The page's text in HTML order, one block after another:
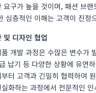
요구가 높을 것이며, 패션 브
심층적인 이해는 고객이 진
및 디자인 협업
개발 과정은 수많은 변수가
납기 등 다양한 상황에 유연
터 고객과 긴밀히 협력하여
화하는 과정에서 전문적인